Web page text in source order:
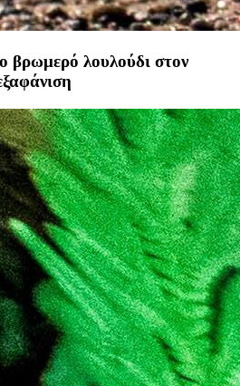
βρωμερό λουλούδι στον